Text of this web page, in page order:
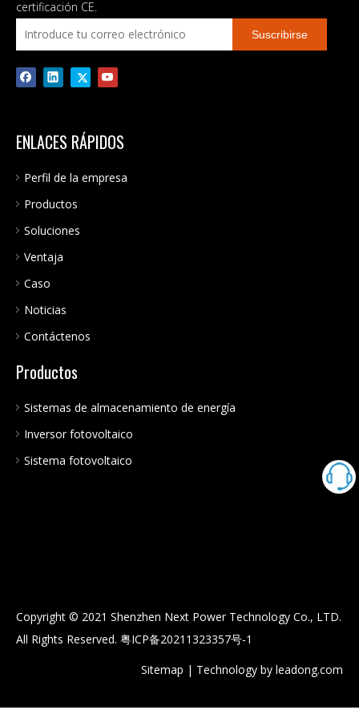
certificación CE.
Suscribirse
ENLACES RÁPIDOS
Perfil de la empresa
Productos
Soluciones
Ventaja
Caso
Noticias
Contáctenos
Productos
Sistemas de almacenamiento de energía
Inversor fotovoltaico
Sistema fotovoltaico
Copyright © 2021 Shenzhen Next Power Technology Co., LTD.
All Rights Reserved. 粤ICP备20211323357号-1
Sitemap | Technology by leadong.com